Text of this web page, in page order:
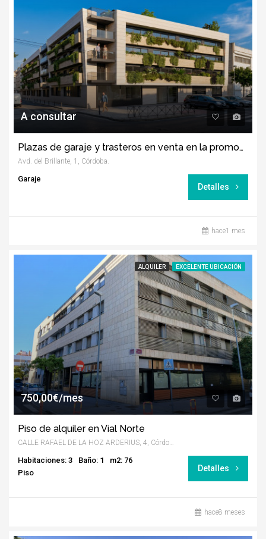
A consultar
Plazas de garaje y trasteros en venta en la promoción Puntal del Brillante
Avd. del Brillante, 1, Córdoba.
Garaje
Detalles
hace1 mes
ALQUILER EXCELENTE UBICACIÓN
750,00€/mes
Piso de alquiler en Vial Norte
CALLE RAFAEL DE LA HOZ ARDERIUS, 4, Córdoba
Habitaciones: 3 Baño: 1
m2: 76
Piso
Detalles
hace8 meses